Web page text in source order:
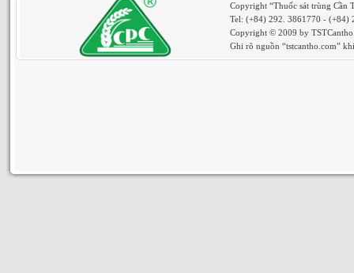
Copyright “Thuốc sát trùng Cần
Tel: (+84) 292. 3861770 - (+84)
Copyright © 2009 by
Ghi rõ nguồn “tstcantho.com”